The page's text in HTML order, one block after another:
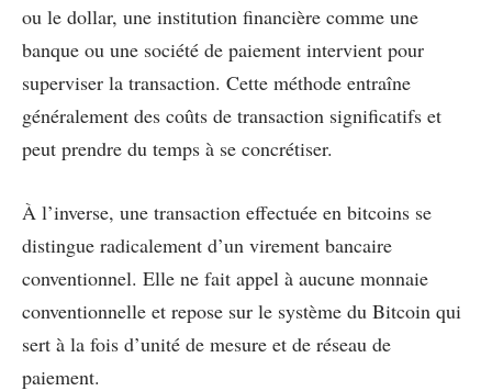
ou le dollar, une institution financière comme une
banque ou une société de paiement intervient pour
superviser la transaction. Cette méthode entraîne
généralement des coûts de transaction significatifs et
peut prendre du temps à se concrétiser.
À l’inverse, une transaction effectuée en bitcoins se
distingue radicalement d’un virement bancaire
conventionnel. Elle ne fait appel à aucune monnaie
conventionnelle et repose sur le système du Bitcoin qui
sert à la fois d’unité de mesure et de réseau de
paiement.